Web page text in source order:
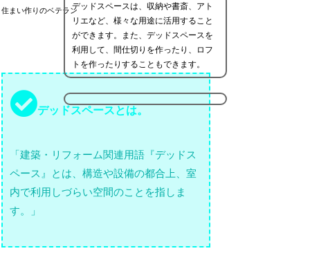
住まい作りのベテランデッドスペースは、収納や書斎、アト
リエなど、様々な用途に活用すること
ができます。また、デッドスペースを
利用して、間仕切りを作ったり、ロフ
トを作ったりすることもできます。
デッドスペースとは。
「建築・リフォーム関連用語『デッドス
ペース』とは、構造や設備の都合上、室
内で利用しづらい空間のことを指しま
す。」